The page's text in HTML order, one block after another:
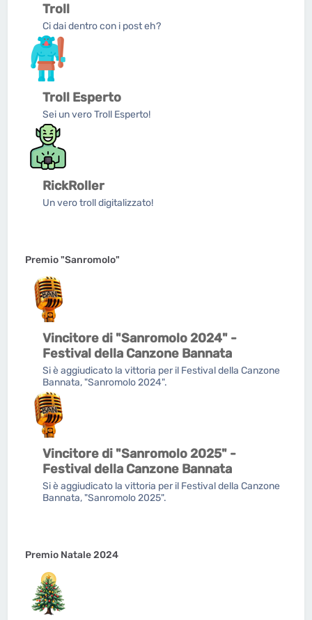
Troll
Ci dai dentro con i post eh?
Troll Esperto
Sei un vero Troll Esperto!
RickRoller
Un vero troll digitalizzato!
Premio "Sanromolo"
Vincitore di "Sanromolo 2024" -
Festival della Canzone Bannata
Si è aggiudicato la vittoria per il Festival della Canzone
Bannata, "Sanromolo 2024".
Vincitore di "Sanromolo 2025" -
Festival della Canzone Bannata
Si è aggiudicato la vittoria per il Festival della Canzone
Bannata, "Sanromolo 2025".
Premio Natale 2024